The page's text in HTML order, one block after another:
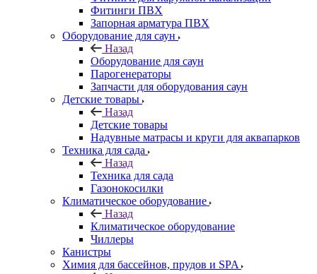
Фитинги ПВХ
Запорная арматура ПВХ
Оборудование для саун
Назад
Оборудование для саун
Парогенераторы
Запчасти для оборудования саун
Детские товары
Назад
Детские товары
Надувные матрасы и круги для аквапарков
Техника для сада
Назад
Техника для сада
Газонокосилки
Климатическое оборудование
Назад
Климатическое оборудование
Чиллеры
Канистры
Химия для бассейнов, прудов и SPA